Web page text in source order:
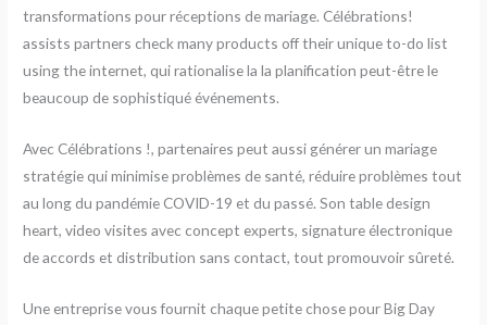
transformations pour réceptions de mariage. Célébrations!
assists partners check many products off their unique to-do list
using the internet, qui rationalise la la planification peut-être le
beaucoup de sophistiqué événements.
Avec Célébrations !, partenaires peut aussi générer un mariage
stratégie qui minimise problèmes de santé, réduire problèmes tout
au long du pandémie COVID-19 et du passé. Son table design
heart, video visites avec concept experts, signature électronique
de accords et distribution sans contact, tout promouvoir sûreté.
Une entreprise vous fournit chaque petite chose pour Big Day